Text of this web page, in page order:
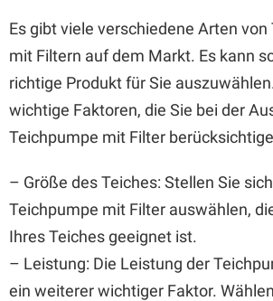
Es gibt viele verschiedene Arten
mit Filtern auf dem Markt. Es kann
richtige Produkt für Sie
wichtige Faktoren, die Sie bei der
Teichpumpe mit Filter
– Größe des Teiches: Stellen Sie
Teichpumpe mit Filter auswählen,
Ihres Teiches geeignet ist.
– Leistung: Die Leistung der
ein weiterer wichtiger Faktor.